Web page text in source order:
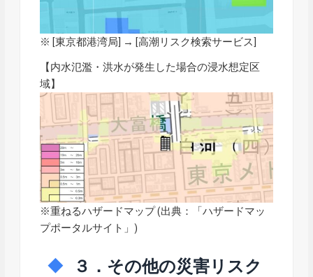
※ [東京都港湾局] → [高潮リスク検索サービス]
【内水氾濫・洪水が発生した場合の浸水想定区
域】
※重ねるハザードマップ (出典：「ハザードマッ
プポータルサイト 」)
３．その他の災害リスク